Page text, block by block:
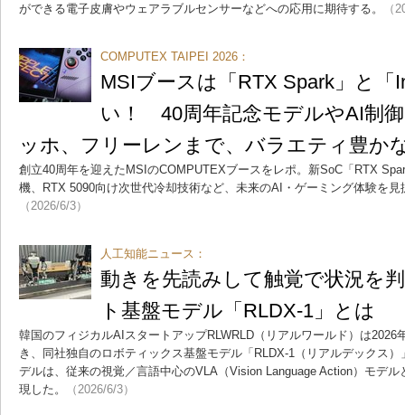
ができる電子皮膚やウェアラブルセンサーなどへの応用に期待する。
（
COMPUTEX TAIPEI 2026：
MSIブースは「RTX Spark」と「
い！ 40周年記念モデルやAI制
ッホ、フリーレンまで、バラエティ豊か
創立40周年を迎えたMSIのCOMPUTEXブースをレポ。新SoC「RTX
機、RTX 5090向け次世代冷却技術など、未来のAI・ゲーミング体験を
（2026/6/3）
人工知能ニュース：
動きを先読みして触覚で状況を
ト基盤モデル「RLDX-1」とは
韓国のフィジカルAIスタートアップRLWRLD（リアルワールド）は2026
き、同社独自のロボティックス基盤モデル「RLDX-1（リアルデックス
デルは、従来の視覚／言語中心のVLA（Vision Language Action）モデ
現した。
（2026/6/3）